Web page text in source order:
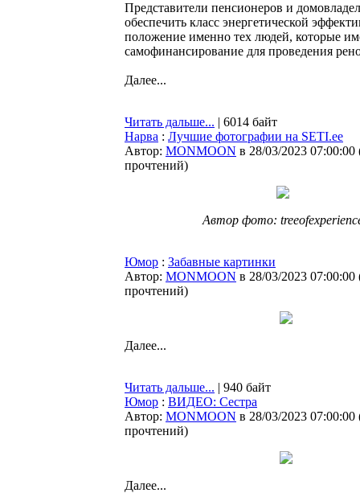
Представители пенсионеров и
обеспечить класс энергетической
положение именно тех людей, которые
самофинансирование для проведения
Далее...
Читать дальше... | 6014 байт
Нарва : Лучшие фотографии на SETI.ee
Автор: MONMOON в 28/03/2023 07:00:00
прочтений)
Автор фото:
Юмор : Забавные картинки
Автор: MONMOON в 28/03/2023 07:00:00
прочтений)
Далее...
Читать дальше... | 940 байт
Юмор : ВИДЕО: Сестра
Автор: MONMOON в 28/03/2023 07:00:00
прочтений)
Далее...